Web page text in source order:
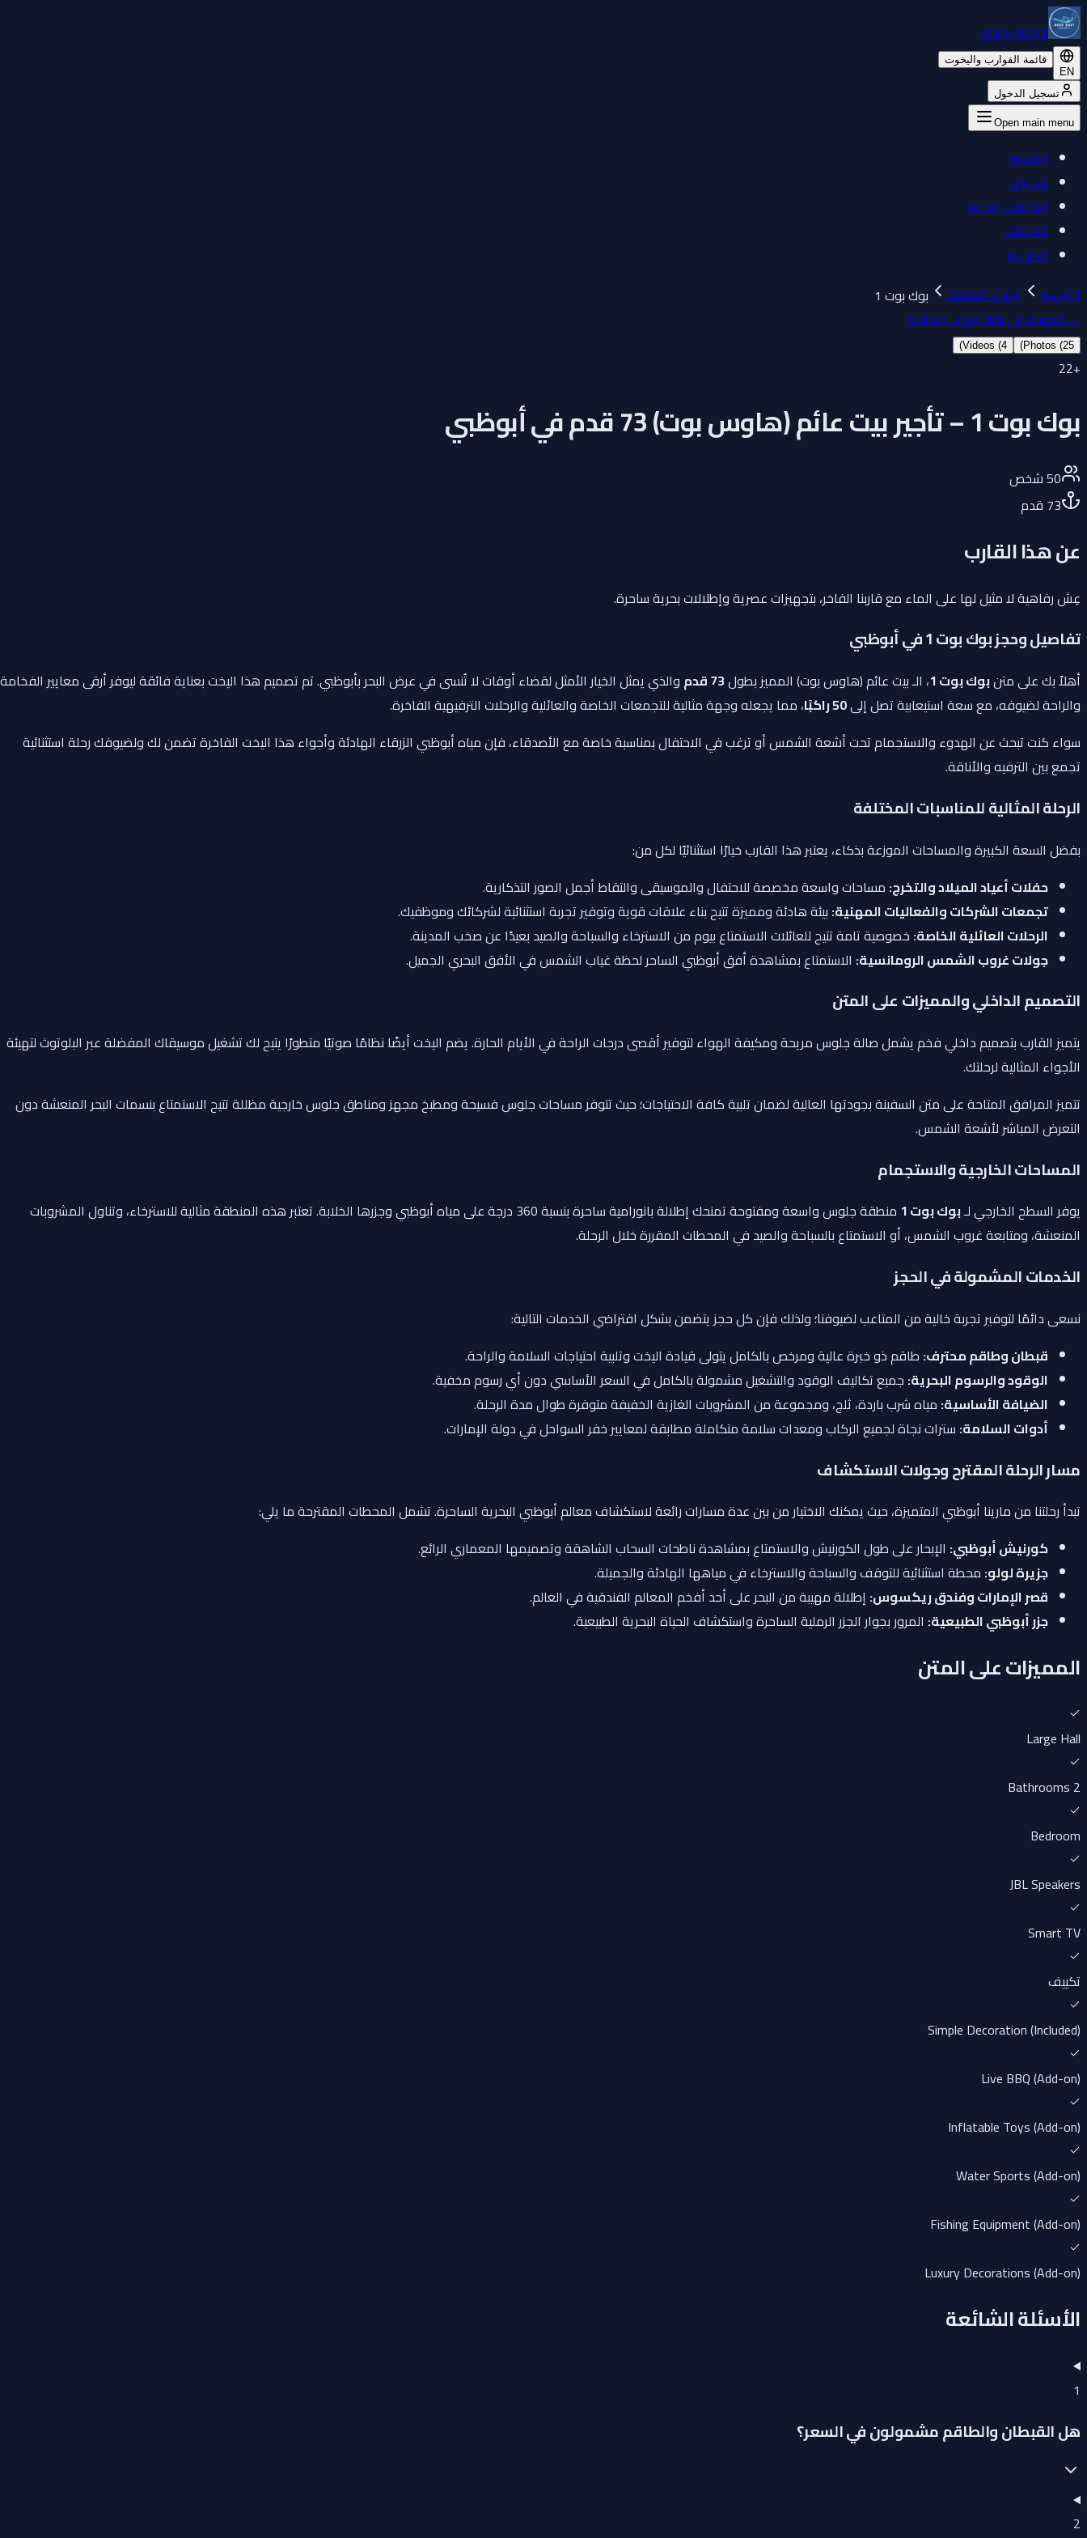
BOOK BOAT
EN
قائمة القوارب واليخوت
تسجيل الدخول
Open main menu
الرئيسية
من نحن
الخدمات البحرية
الخدمات
اتصل بنا
الرئيسية
البيوت العائمة
بوك بوت 1
←العودة إلى فئة البيوت العائمة
Photos (25
)
Videos (4
)
+
22
بوك بوت 1 – تأجير بيت عائم (هاوس بوت) 73 قدم في أبوظبي
50شخص
73 قدم
عن هذا القارب
عِش رفاهية لا مثيل لها على الماء مع قاربنا الفاخر، بتجهيزات عصرية وإطلالات بحرية ساحرة.
تفاصيل وحجز بوك بوت 1 في أبوظبي
أهلاً بك على متنبوك بوت 1 ، الـ بيت عائم (هاوس بوت) المميز بطول73 قدم
والذي يمثل الخيار الأمثل لقضاء أوقات لا تُنسى في عرض البحر بأبوظبي. تم تصميم هذا اليخت بعناية فائقة ليوفر أرقى معايير الفخامة
والراحة لضيوفه، مع سعة استيعابية تصل إلى50 راكبًا
، مما يجعله وجهة مثالية للتجمعات الخاصة والعائلية والرحلات الترفيهية الفاخرة.
سواء كنت تبحث عن الهدوء والاستجمام تحت أشعة الشمس أو ترغب في الاحتفال بمناسبة خاصة مع الأصدقاء، فإن مياه أبوظبي الزرقاء الهادئة وأجواء هذا اليخت الفاخرة تضمن لك ولضيوفك رحلة استثنائية
تجمع بين الترفيه والأناقة.
الرحلة المثالية للمناسبات المختلفة
بفضل السعة الكبيرة والمساحات الموزعة بذكاء، يعتبر هذا القارب خيارًا استثنائيًا لكل من:
حفلات أعياد الميلاد والتخرج: مساحات واسعة مخصصة للاحتفال والموسيقى والتقاط أجمل الصور التذكارية.
تجمعات الشركات والفعاليات المهنية: بيئة هادئة ومميزة تتيح بناء علاقات قوية وتوفير تجربة استثنائية لشركائك وموظفيك.
الرحلات العائلية الخاصة: خصوصية تامة تتيح للعائلات الاستمتاع بيوم من الاسترخاء والسباحة والصيد بعيدًا عن صخب المدينة.
جولات غروب الشمس الرومانسية: الاستمتاع بمشاهدة أفق أبوظبي الساحر لحظة غياب الشمس في الأفق البحري الجميل.
التصميم الداخلي والمميزات على المتن
يتميز القارب بتصميم داخلي فخم يشمل صالة جلوس مريحة ومكيفة الهواء لتوفير أقصى درجات الراحة في الأيام الحارة. يضم اليخت أيضًا نظامًا صوتيًا متطورًا يتيح لك تشغيل موسيقاك المفضلة عبر البلوتوث لتهيئة
الأجواء المثالية لرحلتك.
تتميز المرافق المتاحة على متن السفينة بجودتها العالية لضمان تلبية كافة الاحتياجات؛ حيث تتوفر مساحات جلوس فسيحة ومطبخ مجهز ومناطق جلوس خارجية مظللة تتيح الاستمتاع بنسمات البحر المنعشة دون
التعرض المباشر لأشعة الشمس.
المساحات الخارجية والاستجمام
يوفر السطح الخارجي لـبوك بوت 1
منطقة جلوس واسعة ومفتوحة تمنحك إطلالة بانورامية ساحرة بنسبة 360 درجة على مياه أبوظبي وجزرها الخلابة. تعتبر هذه المنطقة مثالية للاسترخاء، وتناول المشروبات
المنعشة، ومتابعة غروب الشمس، أو الاستمتاع بالسباحة والصيد في المحطات المقررة خلال الرحلة.
الخدمات المشمولة في الحجز
نسعى دائمًا لتوفير تجربة خالية من المتاعب لضيوفنا؛ ولذلك فإن كل حجز يتضمن بشكل افتراضي الخدمات التالية:
قبطان وطاقم محترف: طاقم ذو خبرة عالية ومرخص بالكامل يتولى قيادة اليخت وتلبية احتياجات السلامة والراحة.
الوقود والرسوم البحرية: جميع تكاليف الوقود والتشغيل مشمولة بالكامل في السعر الأساسي دون أي رسوم مخفية.
الضيافة الأساسية: مياه شرب باردة، ثلج، ومجموعة من المشروبات الغازية الخفيفة متوفرة طوال مدة الرحلة.
أدوات السلامة: سترات نجاة لجميع الركاب ومعدات سلامة متكاملة مطابقة لمعايير خفر السواحل في دولة الإمارات.
مسار الرحلة المقترح وجولات الاستكشاف
تبدأ رحلتنا من مارينا أبوظبي المتميزة، حيث يمكنك الاختيار من بين عدة مسارات رائعة لاستكشاف معالم أبوظبي البحرية الساحرة. تشمل المحطات المقترحة ما يلي:
كورنيش أبوظبي: الإبحار على طول الكورنيش والاستمتاع بمشاهدة ناطحات السحاب الشاهقة وتصميمها المعماري الرائع.
جزيرة لولو: محطة استثنائية للتوقف والسباحة والاسترخاء في مياهها الهادئة والجميلة.
قصر الإمارات وفندق ريكسوس: إطلالة مهيبة من البحر على أحد أفخم المعالم الفندقية في العالم.
جزر أبوظبي الطبيعية: المرور بجوار الجزر الرملية الساحرة واستكشاف الحياة البحرية الطبيعية.
المميزات على المتن
Large Hall
2 Bathrooms
Bedroom
JBL Speakers
Smart TV
تكييف
Simple Decoration (Included)
Live BBQ (Add-on)
Inflatable Toys (Add-on)
Water Sports (Add-on)
Fishing Equipment (Add-on)
Luxury Decorations (Add-on)
الأسئلة الشائعة
1
هل القبطان والطاقم مشمولون في السعر؟
2